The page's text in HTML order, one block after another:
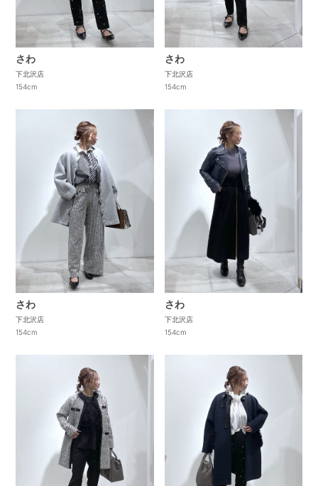
さわ
下北沢店
154cm
さわ
下北沢店
154cm
さわ
下北沢店
154cm
さわ
下北沢店
154cm